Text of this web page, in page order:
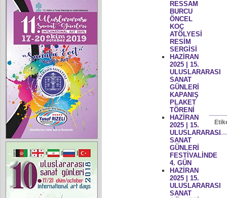
RESSAM
BURCU
ÖNCEL
KOÇ
ATÖLYESİ
RESİM
SERGİSİ
HAZİRAN
2025 | 15.
ULUSLARARASI
SANAT
GÜNLERİ
KAPANIŞ
PLAKET
TÖRENİ
HAZİRAN
2025 | 15.
ULUSLARARASI
SANAT
GÜNLERİ
FESTİVALİNDE
4. GÜN
HAZİRAN
2025 | 15.
ULUSLARARASI
SANAT